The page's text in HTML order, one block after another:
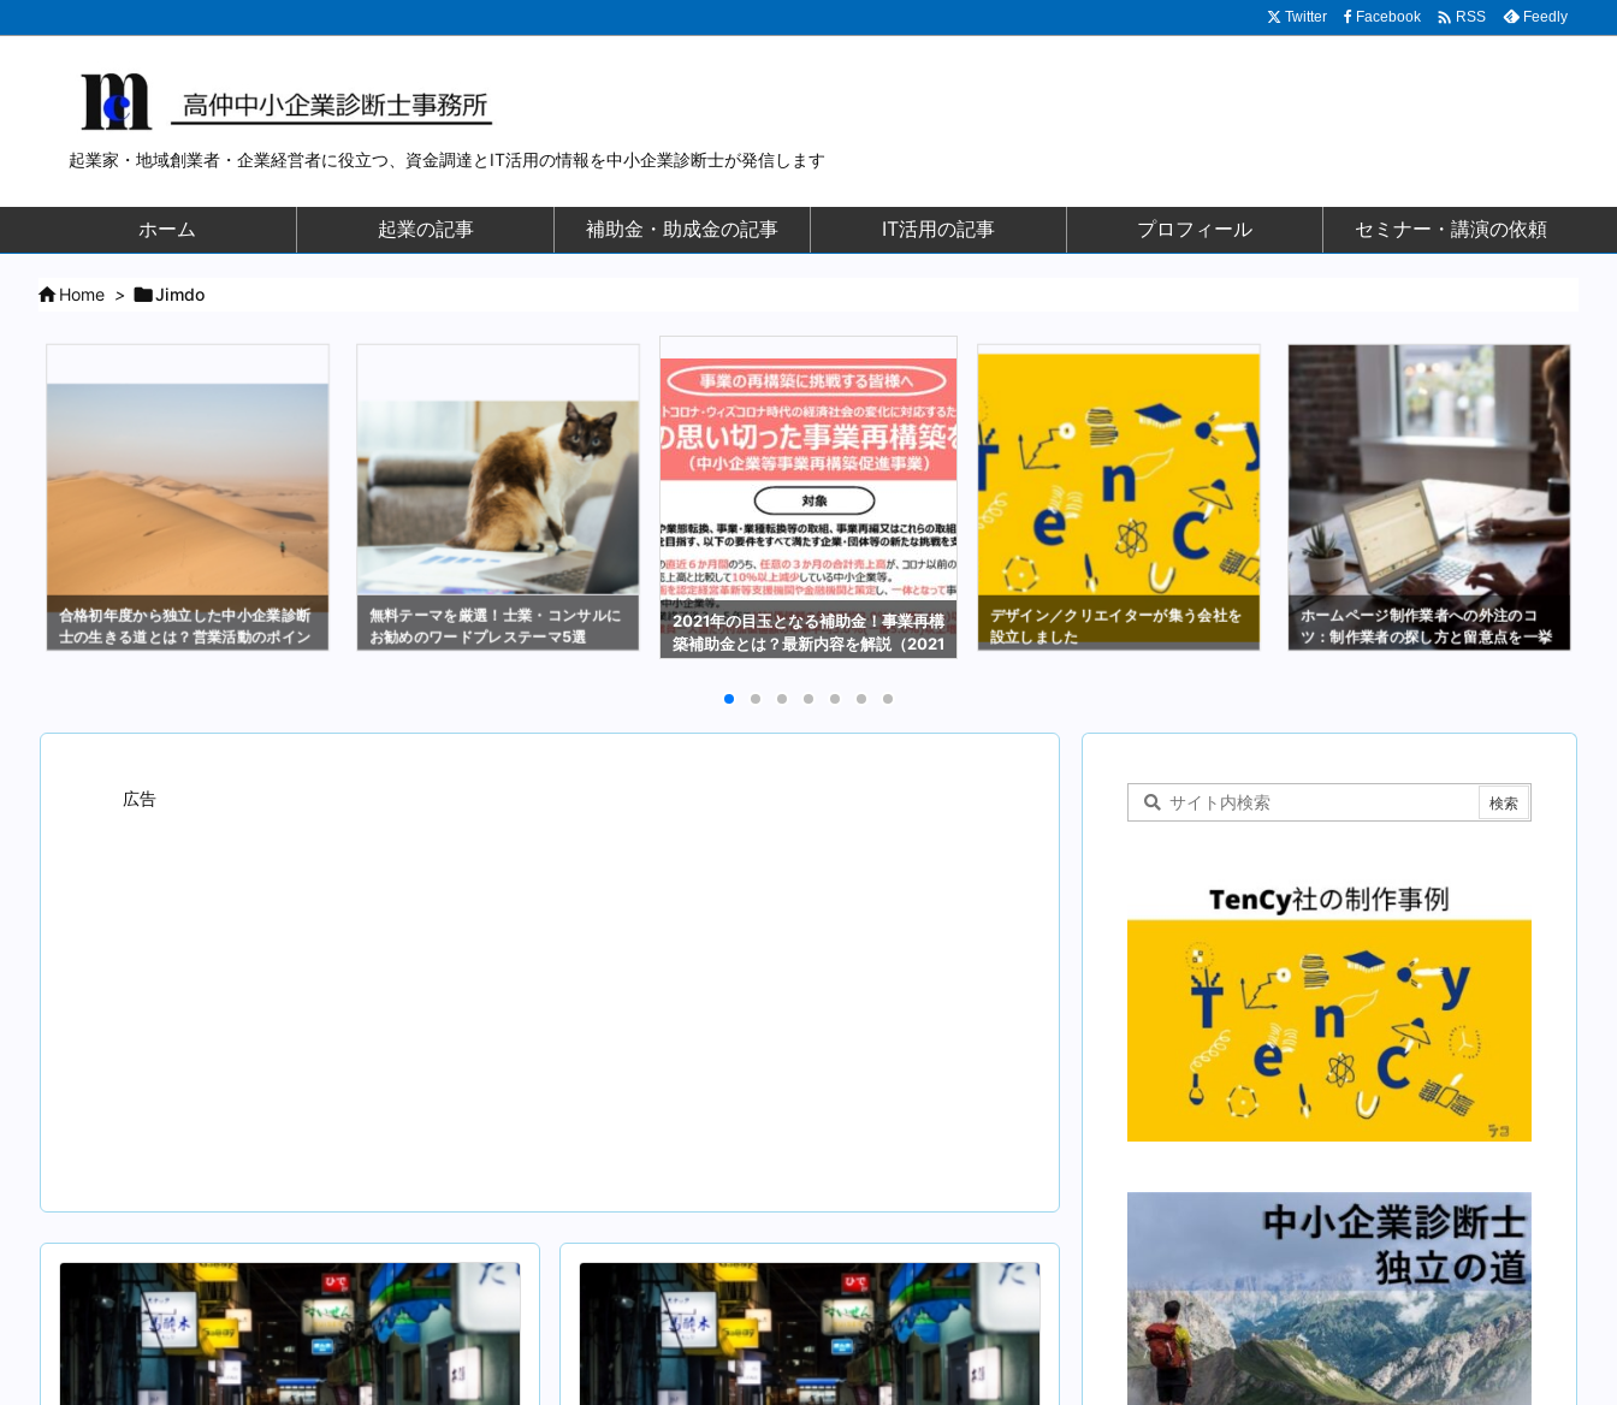
起業家・地域創業者・企業経営者に役立つ、資金調達とIT活用の情報を中小企業診断士が発信します
ホーム 起業の記事 補助金・助成金の記事 IT活用の記事 プロフィール セミナー・講演の依頼
Twitter Facebook  RSS Feedly
Home > Jimdo
合格初年度から独立した中小企業診断
士の生きる道とは？営業活動のポイン
無料テーマを厳選！士業・コンサルに
お勧めのワードプレステーマ5選
2021年の目玉となる補助金！事業再構
築補助金とは？最新内容を解説（2021
デザイン／クリエイターが集う会社を
設立しました
ホームページ制作業者への外注のコ
ツ：制作業者の探し方と留意点を一挙
広告